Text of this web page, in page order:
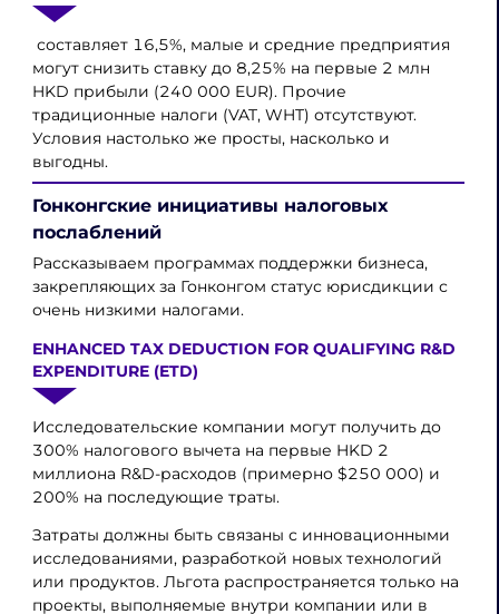
составляет 16,5%, малые и средние предприятия
могут снизить ставку до 8,25% на первые 2 млн
HKD прибыли​ (240 000 EUR). Прочие
традиционные налоги (VAT, WHT) отсутствуют.
Условия настолько же просты, насколько и
выгодны.
Гонконгские инициативы налоговых
послаблений
Рассказываем программах поддержки бизнеса,
закрепляющих за Гонконгом статус юрисдикции с
очень низкими налогами.
ENHANCED TAX DEDUCTION FOR QUALIFYING R&D
EXPENDITURE (ETD)
Исследовательские компании могут получить до
300% налогового вычета на первые HKD 2
миллиона R&D-расходов (примерно $250 000) и
200% на последующие траты.
Затраты должны быть связаны с инновационными
исследованиями, разработкой новых технологий
или продуктов. Льгота распространяется только на
проекты, выполняемые внутри компании или в